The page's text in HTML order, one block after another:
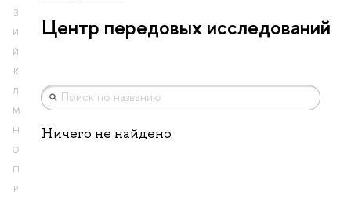
З
И
Й
К
Л
М
Н
О
П
Р
Центр передовых исследований
Ничего не найдено